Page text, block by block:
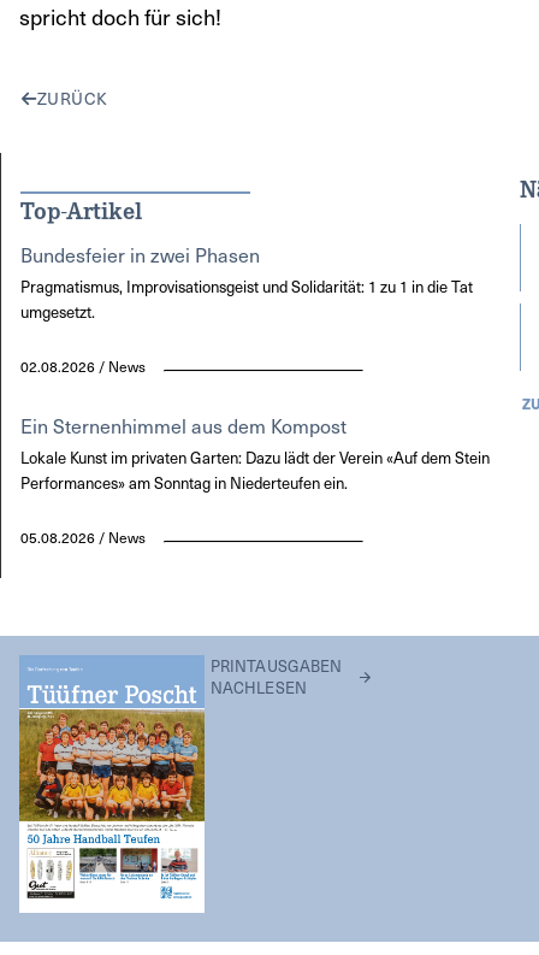
spricht doch für sich!
ZURÜCK
Top-Artikel
Bundesfeier in zwei Phasen
Pragmatismus, Improvisationsgeist und Solidarität: 1 zu 1 in die Tat
umgesetzt.
02.08.2026 / News
Ein Sternenhimmel aus dem Kompost
Lokale Kunst im privaten Garten: Dazu lädt der Verein «Auf dem Stein
Performances» am Sonntag in Niederteufen ein.
05.08.2026 / News
PRINTAUSGABEN
NACHLESEN